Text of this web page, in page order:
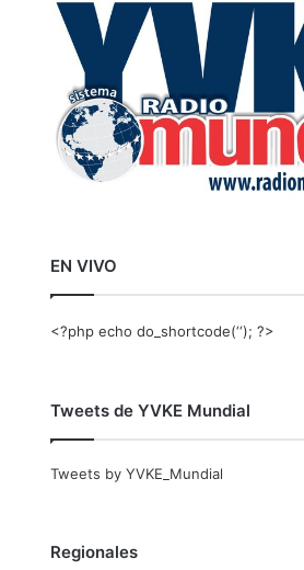
EN VIVO
<?php echo do_shortcode(‘‘); ?>
Tweets de YVKE Mundial
Tweets by YVKE_Mundial
Regionales